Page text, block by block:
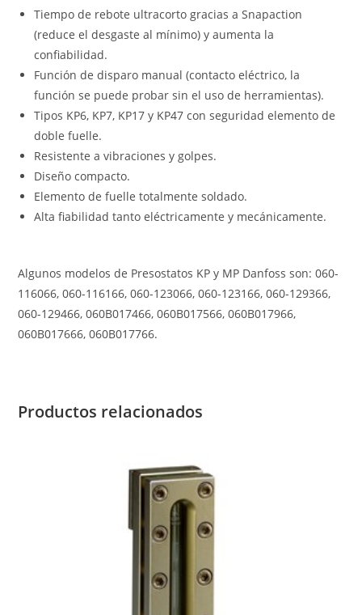
Tiempo de rebote ultracorto gracias a Snapaction
(reduce el desgaste al mínimo) y aumenta la
confiabilidad.
Función de disparo manual (contacto eléctrico, la
función se puede probar sin el uso de herramientas).
Tipos KP6, KP7, KP17 y KP47 con seguridad elemento de
doble fuelle.
Resistente a vibraciones y golpes.
Diseño compacto.
Elemento de fuelle totalmente soldado.
Alta fiabilidad tanto eléctricamente y mecánicamente.
Algunos modelos de Presostatos KP y MP Danfoss son: 060-
116066, 060-116166, 060-123066, 060-123166, 060-129366,
060-129466, 060B017466, 060B017566, 060B017966,
060B017666, 060B017766.
Productos relacionados